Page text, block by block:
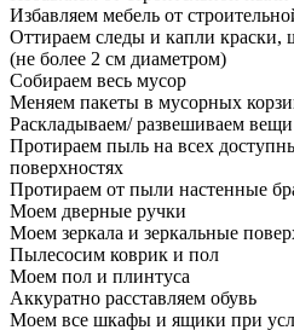
Избавляем мебель от
Оттираем следы и капли краски,
(не более 2 см диаметром)
Собираем весь мусор
Меняем пакеты в мусорных
Раскладываем/ развешиваем
Протираем пыль на всех
поверхностях
Протираем от пыли настенные
Моем дверные ручки
Моем зеркала и зеркальные
Пылесосим коврик и пол
Моем пол и плинтуса
Аккуратно расставляем обувь
Моем все шкафы и ящики при